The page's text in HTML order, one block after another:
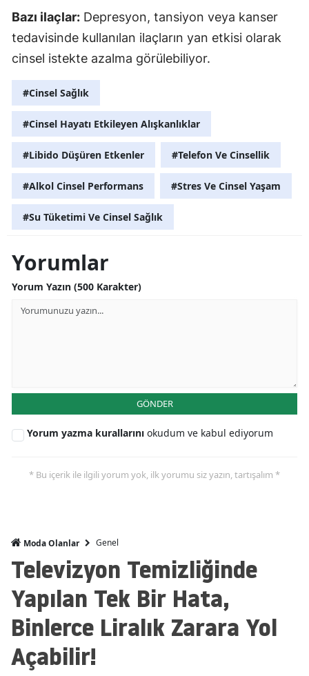
Bazı ilaçlar: Depresyon, tansiyon veya kanser
tedavisinde kullanılan ilaçların yan etkisi olarak
cinsel istekte azalma görülebiliyor.
#Cinsel Sağlık
#Cinsel Hayatı Etkileyen Alışkanlıklar
#Libido Düşüren Etkenler #Telefon Ve Cinsellik
#Alkol Cinsel Performans #Stres Ve Cinsel Yaşam
#Su Tüketimi Ve Cinsel Sağlık
Yorumlar
Yorum Yazın (500 Karakter)
GÖNDER
Yorum yazma kurallarını okudum ve kabul ediyorum
* Bu içerik ile ilgili yorum yok, ilk yorumu siz yazın, tartışalım *
Moda Olanlar Genel
Televizyon Temizliğinde
Yapılan Tek Bir Hata,
Binlerce Liralık Zarara Yol
Açabilir!